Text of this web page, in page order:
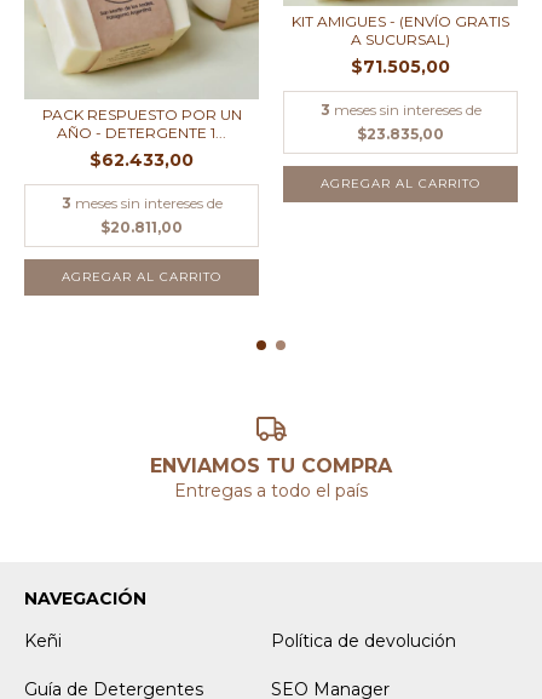
PACK RESPUESTO POR UN
AÑO - DETERGENTE 1...
$62.433,00
3 meses sin intereses de
$20.811,00
KIT AMIGUES - (ENVÍO GRATIS
A SUCURSAL)
$71.505,00
3 meses sin intereses de
$23.835,00
ENVIAMOS TU COMPRA
Entregas a todo el país
NAVEGACIÓN
Keñi
Política de devolución
Guía de Detergentes
SEO Manager